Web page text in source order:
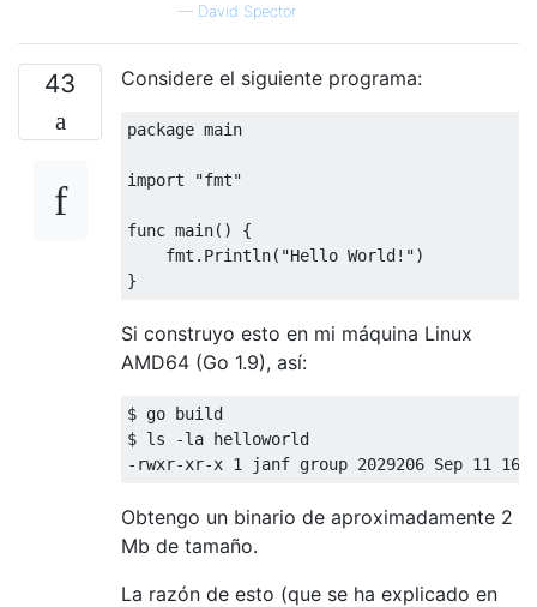
— David Spector
43 Considere el siguiente programa:
package main
import "fmt"
func main()
{
    fmt.Println(
"Hello World!")
Si construyo esto en mi máquina Linux
AMD64 (Go 1.9), así:
$ go build
$ ls -la helloworld
-rwxr-xr-x 1 janf group 2029206 Sep 11 16
Obtengo un binario de aproximadamente 2
Mb de tamaño.
La razón de esto (que se ha explicado en